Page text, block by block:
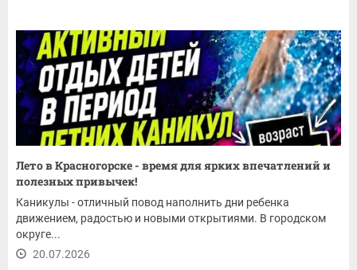
Лето в Красногорске - время для ярких впечатлений и
полезных привычек!
Каникулы - отличный повод наполнить дни ребенка
движением, радостью и новыми открытиями. В городском
округе...
20.07.2026